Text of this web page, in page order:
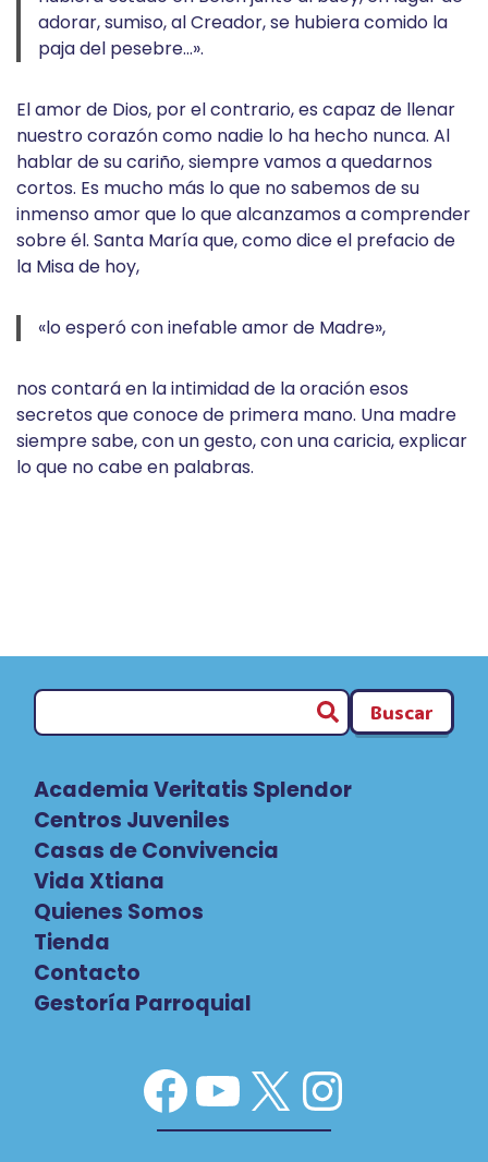
adorar, sumiso, al Creador, se hubiera comido la
paja del pesebre…».
El amor de Dios, por el contrario, es capaz de llenar
nuestro corazón como nadie lo ha hecho nunca. Al
hablar de su cariño, siempre vamos a quedarnos
cortos. Es mucho más lo que no sabemos de su
inmenso amor que lo que alcanzamos a comprender
sobre él. Santa María que, como dice el prefacio de
la Misa de hoy,
«lo esperó con inefable amor de Madre»,
nos contará en la intimidad de la oración esos
secretos que conoce de primera mano. Una madre
siempre sabe, con un gesto, con una caricia, explicar
lo que no cabe en palabras.
Buscar
Academia Veritatis Splendor
Centros Juveniles
Casas de Convivencia
Vida Xtiana
Quienes Somos
Tienda
Contacto
Gestoría Parroquial
Facebook
YouTube
X